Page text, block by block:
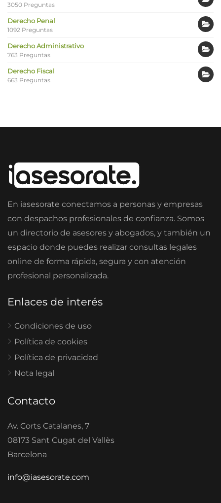
3050 Preguntas
Derecho Penal
1092 Preguntas
Derecho Administrativo
763 Preguntas
Derecho Fiscal
663 Preguntas
En iasesorate conectamos a personas y empresas
con despachos profesionales de confianza. Somos
un directorio de asesores y abogados, y también un
espacio donde puedes realizar consultas legales
online de forma rápida, segura y con atención
profesional personalizada.
Enlaces de interés
Condiciones de uso
Política de cookies
Política de privacidad
Nota legal
Contacto
Av. Corts Catalanes, 7
08173 Sant Cugat del Vallès
Barcelona
info@iasesorate.com